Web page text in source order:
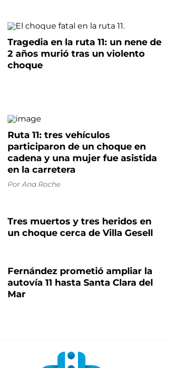
Tragedia en la ruta 11: un nene de
2 años murió tras un violento
choque
Ruta 11: tres vehículos
participaron de un choque en
cadena y una mujer fue asistida
en la carretera
Por Ana Roche
Tres muertos y tres heridos en
un choque cerca de Villa Gesell
Fernández prometió ampliar la
autovía 11 hasta Santa Clara del
Mar